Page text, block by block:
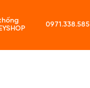
0971.338.585